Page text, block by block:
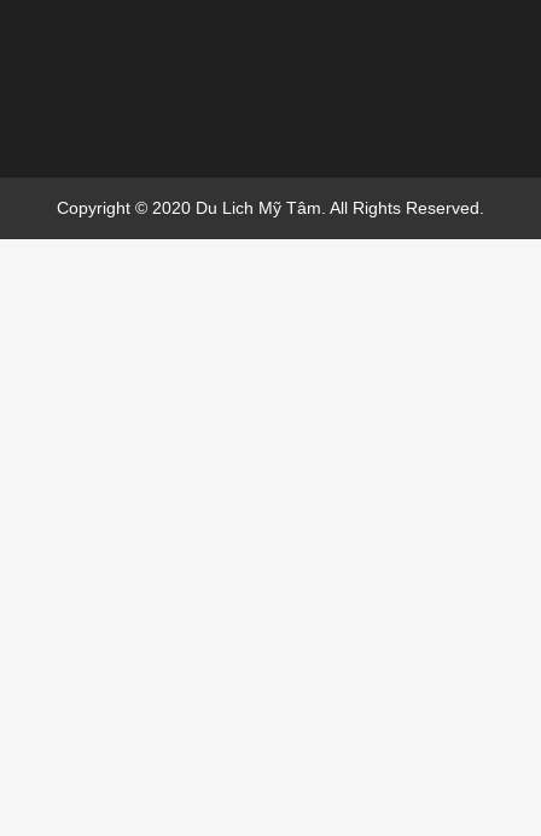
Copyright © 2020 Du Lich Mỹ Tâm. All Rights Reserved.